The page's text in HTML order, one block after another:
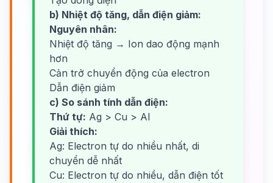
b) Nhiệt độ tăng, dẫn điện giảm:
Nguyên nhân:
Nhiệt độ tăng → Ion dao động mạnh
hơn
Cản trở chuyển động của electron
Dẫn điện giảm
c) So sánh tính dẫn điện:
Thứ tự: Ag > Cu > Al
Giải thích:
Ag: Electron tự do nhiều nhất, di
chuyển dễ nhất
Cu: Electron tự do nhiều, dẫn điện tốt